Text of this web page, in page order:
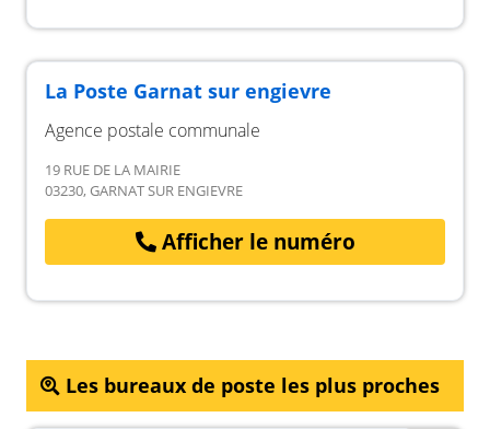
La Poste Garnat sur engievre
Agence postale communale
19 RUE DE LA MAIRIE
03230, GARNAT SUR ENGIEVRE
Afficher le numéro
Les bureaux de poste les plus proches